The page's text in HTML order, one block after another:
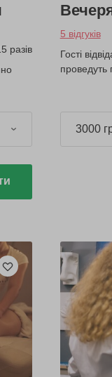
разів
5 відгуків
Гості
проведуть
3000